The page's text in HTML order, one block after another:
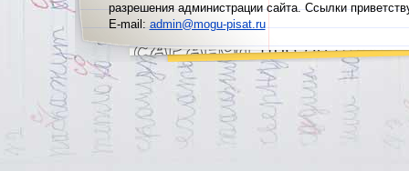
разрешения администрации сайта. Ссылки
E-mail:admin@mogu-pisat.ru